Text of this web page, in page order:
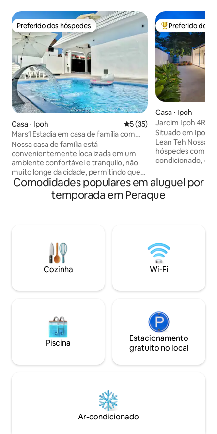
Preferido dos hóspedes
Preferido dos hóspedes
Casa ⋅ Ipoh 5 de uma avaliação média
5 (35)
Mars1 Estadia em casa de família com
piscina privativa
Nossa casa de família está
convenientemente localizada em um
ambiente confortável e tranquilo, não
muito longe da cidade, permitindo que
você desfrute da privacidade de suas
férias e acesse facilmente as principais
atrações e pontos de alimentação. 🛏 6
entretenimento: - Piscina de
hidromassagem privativa, cercada por
privacidade, não vista por pessoas de
fora, você pode nadar e relaxar com
sinuca | Mesa🏓 de pingue-pongue |
infantis |🀄 Mahjong |♠️ Lami e pôquer
Equipamento de cozinha: Utensílios de
cozinha básicos, dispensador de água
quente e fria, geladeira, máquina de
Dispositivos: Ferro a vapor, balde de
favor, informe-nos com antecedência se
você precisa realizar uma festa ou
montar um palco, haverá um custo
Entre os
Preferido dos
Casa ⋅ Ipoh
Jardim Ipoh 4R3B
1Min para AEON
Situado em Ipoh,
Lean Teh Nossa pousada acomoda 14
hóspedes com
condicionado, 4
solteiros),
espaços de
aquecedores de
estrategicamente
minuto de
minutos do
5 minutos do
World e Stesen
Comodidades populares em aluguel por
temporada em Peraque
Cozinha Wi-Fi
Piscina
Estacionamento
gratuito no local
Ar-condicionado